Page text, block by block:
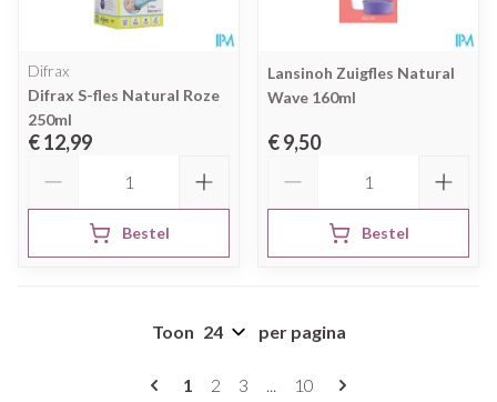
Difrax
Difrax S-fles Natural Roze
250ml
€ 12,99
Bestel
Lansinoh Zuigfles Natural
Wave 160ml
€ 9,50
Bestel
Pagina's
U lees momenteel pagina
1 Pagina
2 Pagina
3 ... Pagina
10
Toon per pagina